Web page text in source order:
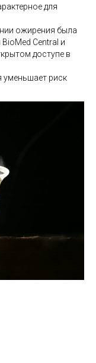
для
ожирения была
Central и
доступе в
уменьшает риск